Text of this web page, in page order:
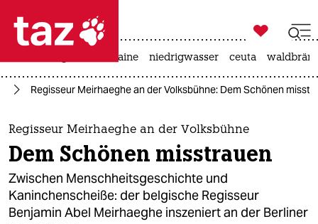
 taz zahl ich
taz zahl ich
themen
politik
öko

taz zahl ich
krieg in der ukraine niedrigwasser ceuta
Regisseur Meirhaeghe an der Volksbühne: Dem Schönen
Regisseur Meirhaeghe an der Volksbühne
Dem Schönen misstrauen
Zwischen Menschheitsgeschichte und
Kaninchenscheiße: der belgische Regisseur
Benjamin Abel Meirhaeghe inszeniert an der Berliner